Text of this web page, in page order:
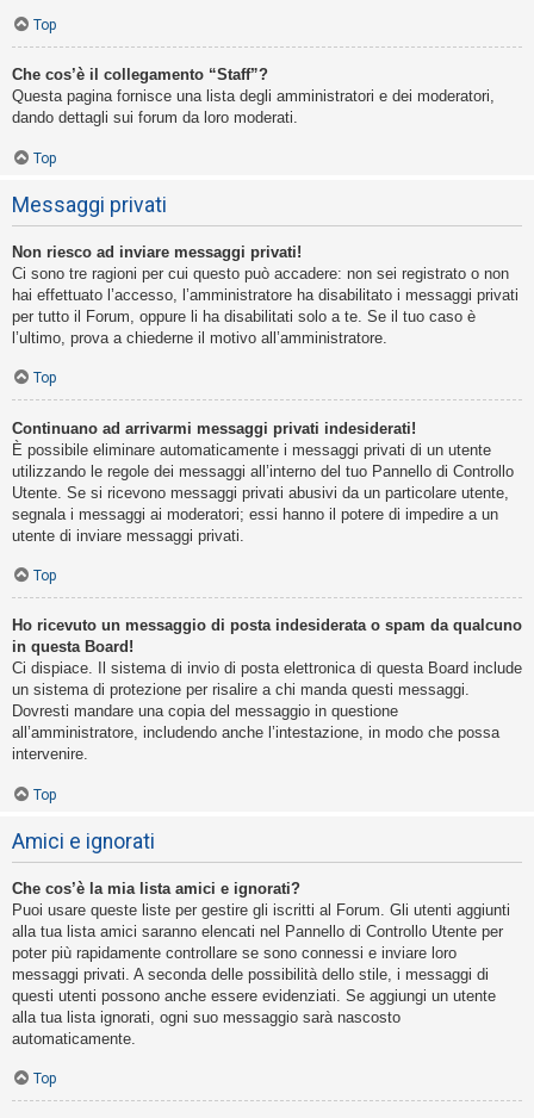
Top
Che cos’è il collegamento “Staff”?
Questa pagina fornisce una lista degli amministratori e dei moderatori,
dando dettagli sui forum da loro moderati.
Top
Messaggi privati
Non riesco ad inviare messaggi privati!
Ci sono tre ragioni per cui questo può accadere: non sei registrato o non
hai effettuato l’accesso, l’amministratore ha disabilitato i messaggi privati
per tutto il Forum, oppure li ha disabilitati solo a te. Se il tuo caso è
l’ultimo, prova a chiederne il motivo all’amministratore.
Top
Continuano ad arrivarmi messaggi privati indesiderati!
È possibile eliminare automaticamente i messaggi privati ​​di un utente
utilizzando le regole dei messaggi all’interno del tuo Pannello di Controllo
Utente. Se si ricevono messaggi privati ​​abusivi da un particolare utente,
segnala i messaggi ai moderatori; essi hanno il potere di impedire a un
utente di inviare messaggi privati​​.
Top
Ho ricevuto un messaggio di posta indesiderata o spam da qualcuno
in questa Board!
Ci dispiace. Il sistema di invio di posta elettronica di questa Board include
un sistema di protezione per risalire a chi manda questi messaggi.
Dovresti mandare una copia del messaggio in questione
all’amministratore, includendo anche l’intestazione, in modo che possa
intervenire.
Top
Amici e ignorati
Che cos’è la mia lista amici e ignorati?
Puoi usare queste liste per gestire gli iscritti al Forum. Gli utenti aggiunti
alla tua lista amici saranno elencati nel Pannello di Controllo Utente per
poter più rapidamente controllare se sono connessi e inviare loro
messaggi privati. A seconda delle possibilità dello stile, i messaggi di
questi utenti possono anche essere evidenziati. Se aggiungi un utente
alla tua lista ignorati, ogni suo messaggio sarà nascosto
automaticamente.
Top